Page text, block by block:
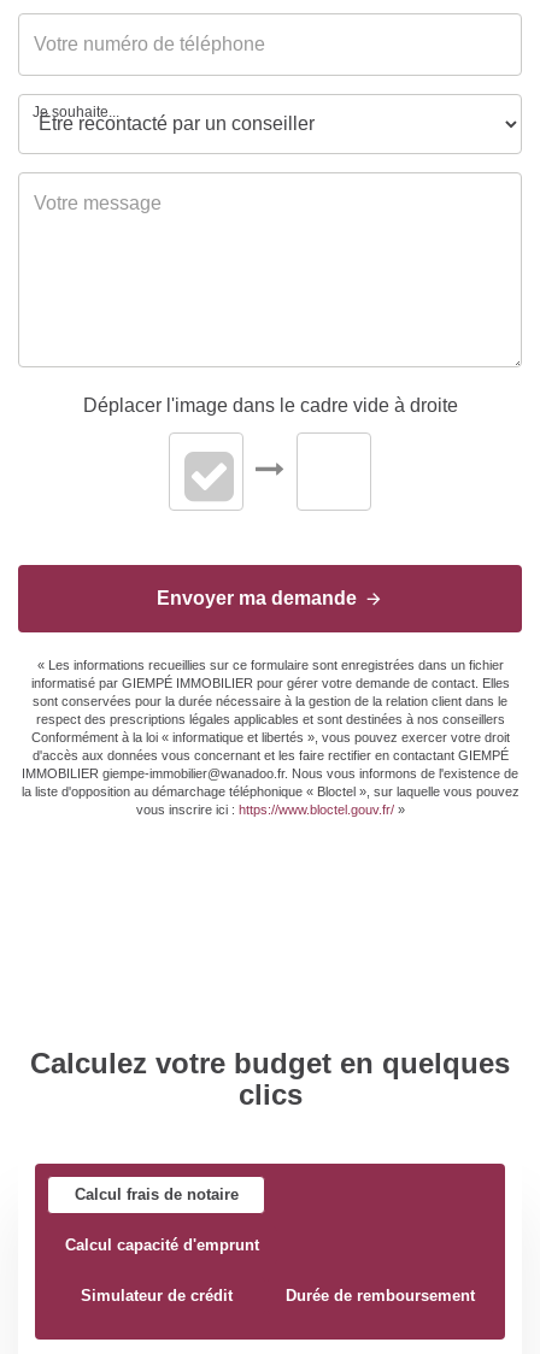
Gaz Effet de Serre
Valeur Gaz Effet de
serre
12 Kg CO2/m2/an
Je souhaite...
Déplacer l'image dans le cadre vide à droite
Envoyer ma demande
« Les informations recueillies sur ce formulaire sont enregistrées dans un fichier
informatisé par GIEMPÉ IMMOBILIER pour gérer votre demande de contact. Elles
sont conservées pour la durée nécessaire à la gestion de la relation client dans le
respect des prescriptions légales applicables et sont destinées à nos conseillers
Conformément à la loi « informatique et libertés », vous pouvez exercer votre droit
d'accès aux données vous concernant et les faire rectifier en contactant GIEMPÉ
IMMOBILIER giempe-immobilier@wanadoo.fr. Nous vous informons de l'existence de
la liste d'opposition au démarchage téléphonique « Bloctel », sur laquelle vous pouvez
vous inscrire ici : https://www.bloctel.gouv.fr/»
Calculez votre budget en quelques
clics
Calcul frais de notaire
Calcul capacité d'emprunt
Simulateur de crédit Durée de remboursement